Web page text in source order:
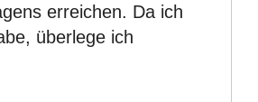
erreichen. Da ich
überlege ich